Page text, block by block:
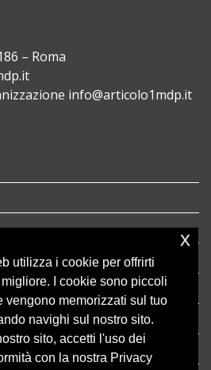
– Roma
info@articolo1mdp.it
utilizza i cookie per offrirti
I cookie sono piccoli
vengono memorizzati sul tuo
navighi sul nostro sito.
sito, accetti l'uso dei
con la nostra Privacy
x